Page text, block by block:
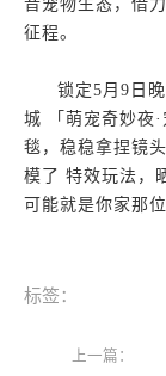
音宠物生态，借
征程。
锁定5月9日
城 「萌宠奇妙夜
毯，稳稳拿捏镜
模了 特效玩法，
可能就是你家那位
标签：
上一篇：